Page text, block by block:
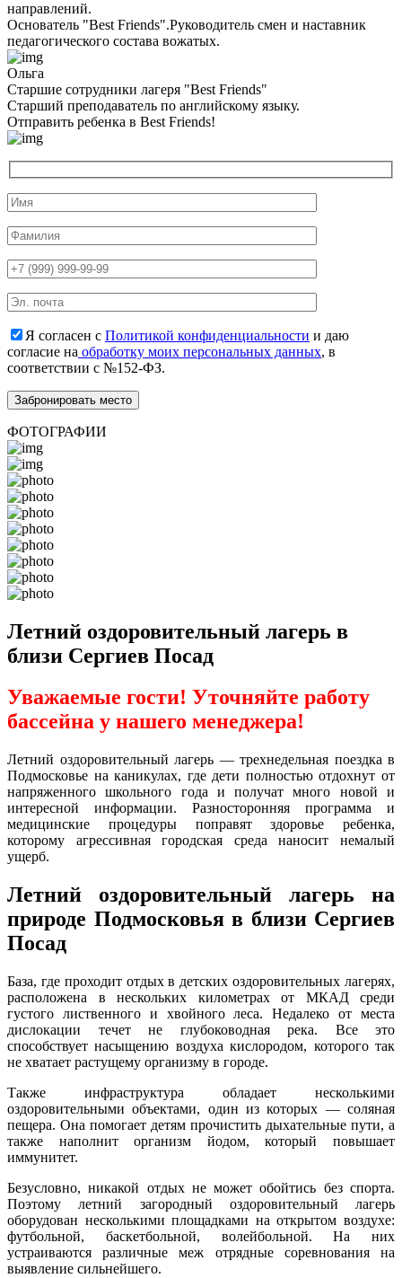
направлений.
Основатель "Best Friends".Руководитель смен и наставник
педагогического состава вожатых.
Ольга
Старшие сотрудники лагеря "Best Friends"
Cтарший преподаватель по английскому языку.
Отправить ребенка в Best Friends!
Я согласен с Политикой конфиденциальности и даю
согласие на обработку моих персональных данных, в
соответствии с №152-ФЗ.
ФОТОГРАФИИ
Летний оздоровительный лагерь в
близи Сергиев Посад
Уважаемые гости! Уточняйте работу
бассейна у нашего менеджера!
Летний оздоровительный лагерь — трехнедельная поездка в
Подмосковье на каникулах, где дети полностью отдохнут от
напряженного школьного года и получат много новой и
интересной информации. Разносторонняя программа и
медицинские процедуры поправят здоровье ребенка,
которому агрессивная городская среда наносит немалый
ущерб.
Летний оздоровительный лагерь на
природе Подмосковья в близи Сергиев
Посад
База, где проходит отдых в детских оздоровительных лагерях,
расположена в нескольких километрах от МКАД среди
густого лиственного и хвойного леса. Недалеко от места
дислокации течет не глубоководная река. Все это
способствует насыщению воздуха кислородом, которого так
не хватает растущему организму в городе.
Также инфраструктура обладает несколькими
оздоровительными объектами, один из которых — соляная
пещера. Она помогает детям прочистить дыхательные пути, а
также наполнит организм йодом, который повышает
иммунитет.
Безусловно, никакой отдых не может обойтись без спорта.
Поэтому летний загородный оздоровительный лагерь
оборудован несколькими площадками на открытом воздухе:
футбольной, баскетбольной, волейбольной. На них
устраиваются различные меж отрядные соревнования на
выявление сильнейшего.